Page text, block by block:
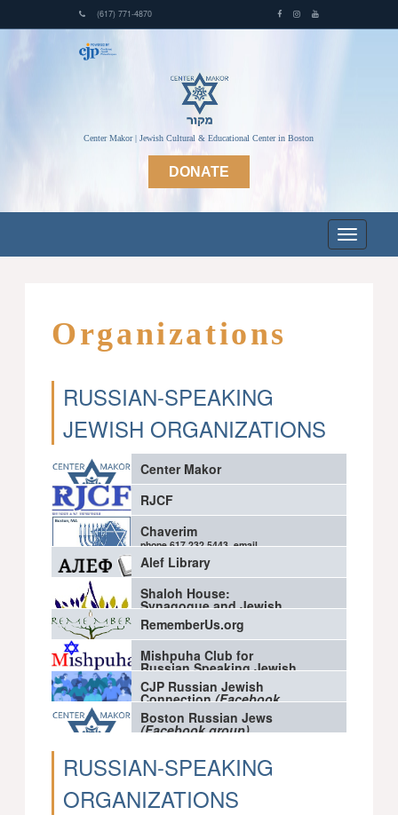
(617) 771-4870
Center Makor | Jewish Cultural & Educational Center in Boston
DONATE
Organizations
RUSSIAN-SPEAKING
JEWISH ORGANIZATIONS
Center Makor
RJCF
Chaverim
phone 617.232.5443, email
ik93interes@comcast.net
Alef Library
Shaloh House:
Synagogue and Jewish
Day School
RememberUs.org
Mishpuha Club for
Russian Speaking Jewish
Young Adults(Facebook
page)
CJP Russian Jewish
Connection(Facebook
group)
Boston Russian Jews
(Facebook group)
RUSSIAN-SPEAKING
ORGANIZATIONS